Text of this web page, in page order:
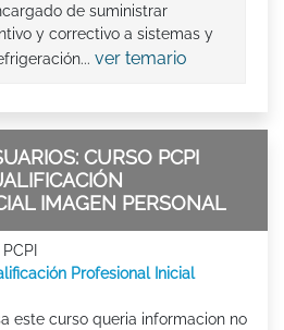
de suministrar
y correctivo a sistemas y
ver temario
CURSO PCPI
IMAGEN PERSONAL
Profesional Inicial
este curso queria informacion no